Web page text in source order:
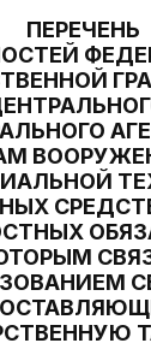
ПЕРЕЧЕНЬ